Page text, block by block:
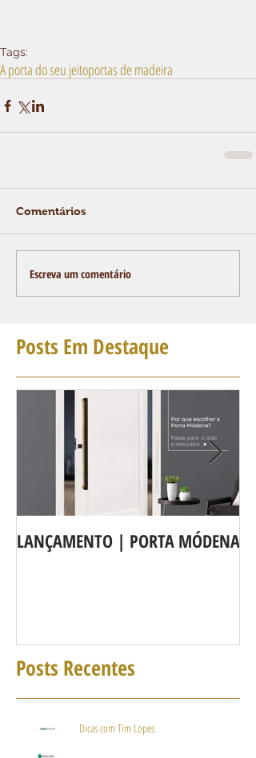
Tags:
A porta do seu jeitoportas de madeira
Comentários
Escreva um comentário
Posts Em Destaque
LANÇAMENTO | PORTA MÓDENA
Posts Recentes
Dicas com Tim Lopes